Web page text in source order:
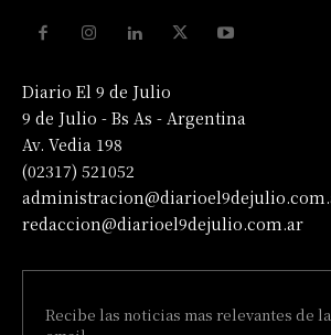
Diario El 9 de Julio
9 de Julio - Bs As - Argentina
Av. Vedia 198
(02317) 521052
redaccion@diarioel9dejulio.com.ar
Recibe las noticias mas relevantes de